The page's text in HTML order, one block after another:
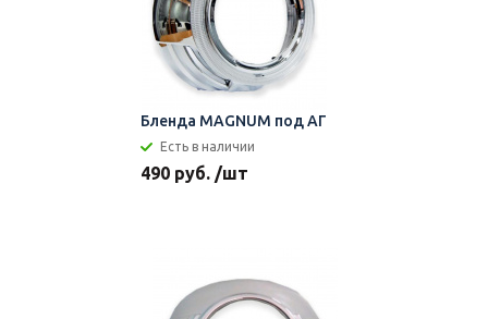
Бленда MAGNUM под АГ
Есть в наличии
490 руб. /шт